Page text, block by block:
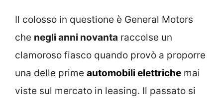
Il colosso in questione è General Motors
che negli anni novanta raccolse un
clamoroso fiasco quando provò a proporre
una delle prime automobili elettriche mai
viste sul mercato in leasing. Il passato si